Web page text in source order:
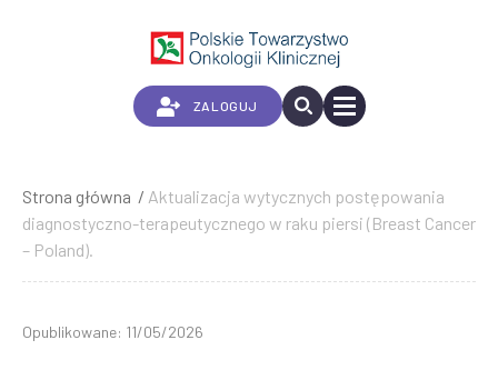
ZALOGUJ
Ścieżka
nawigacyjna
Strona główna
Aktualizacja wytycznych postępowania
diagnostyczno-terapeutycznego w raku piersi (Breast Cancer
– Poland).
Opublikowane: 11/05/2026